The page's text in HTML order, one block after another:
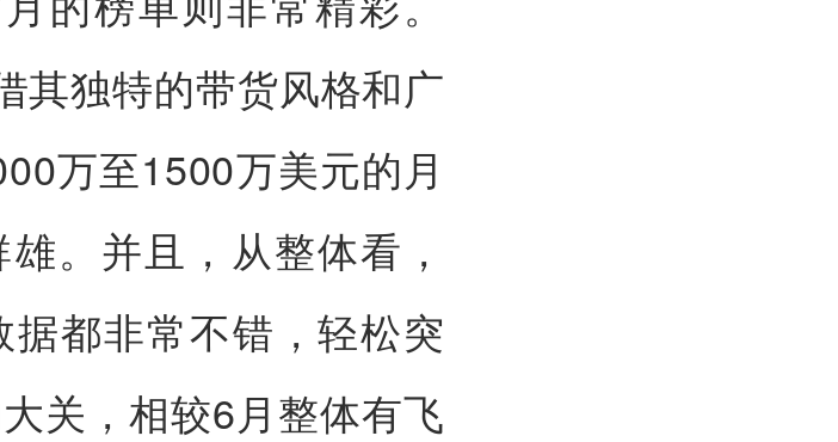
其独特的带货风格和广
万至1500万美元的月
。并且，从整体看，
都非常不错，轻松突
关，相较6月整体有飞